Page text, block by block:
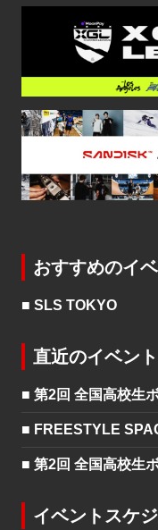
おすすめのイ
■ SLS TOKYO
直近のイベント
■ 第2回 全国高校生
■ FREESTYLE
■ 第2回 全国高校生
イベントスケ